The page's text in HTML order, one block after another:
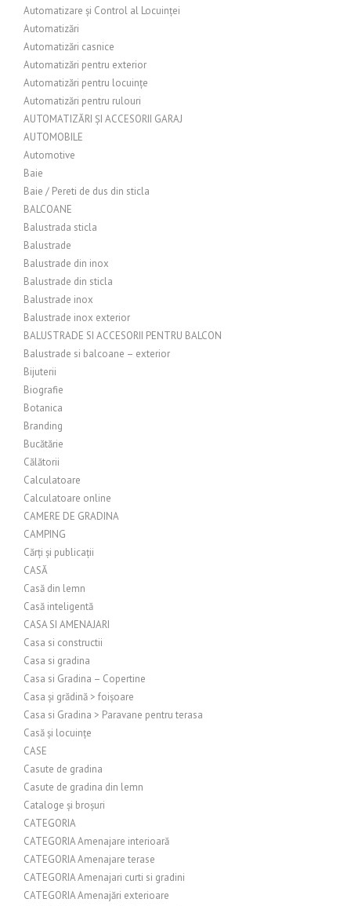
Automatizare și Control al Locuinței
Automatizări
Automatizări casnice
Automatizări pentru exterior
Automatizări pentru locuințe
Automatizări pentru rulouri
AUTOMATIZĂRI ȘI ACCESORII GARAJ
AUTOMOBILE
Automotive
Baie
Baie / Pereti de dus din sticla
BALCOANE
Balustrada sticla
Balustrade
Balustrade din inox
Balustrade din sticla
Balustrade inox
Balustrade inox exterior
BALUSTRADE SI ACCESORII PENTRU BALCON
Balustrade si balcoane – exterior
Bijuterii
Biografie
Botanica
Branding
Bucătărie
Călătorii
Calculatoare
Calculatoare online
CAMERE DE GRADINA
CAMPING
Cărți și publicații
CASĂ
Casă din lemn
Casă inteligentă
CASA SI AMENAJARI
Casa si constructii
Casa si gradina
Casa si Gradina – Copertine
Casa și grădină > foișoare
Casa si Gradina > Paravane pentru terasa
Casă și locuințe
CASE
Casute de gradina
Casute de gradina din lemn
Cataloge și broșuri
CATEGORIA
CATEGORIA Amenajare interioară
CATEGORIA Amenajare terase
CATEGORIA Amenajari curti si gradini
CATEGORIA Amenajări exterioare